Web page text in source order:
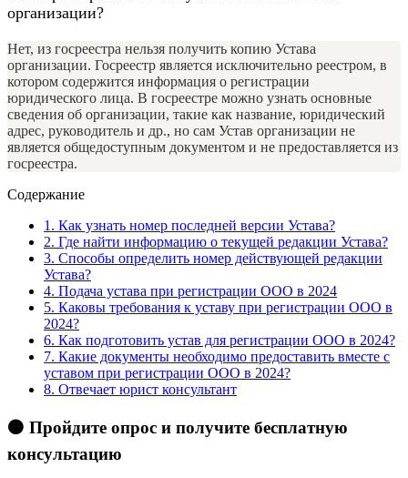
организации?
Нет, из госреестра нельзя получить копию Устава
организации. Госреестр является исключительно реестром, в
котором содержится информация о регистрации
юридического лица. В госреестре можно узнать основные
сведения об организации, такие как название, юридический
адрес, руководитель и др., но сам Устав организации не
является общедоступным документом и не предоставляется из
госреестра.
Содержание
1. Как узнать номер последней версии Устава?
2. Где найти информацию о текущей редакции Устава?
3. Способы определить номер действующей редакции
Устава?
4. Подача устава при регистрации ООО в 2024
5. Каковы требования к уставу при регистрации ООО в
2024?
6. Как подготовить устав для регистрации ООО в 2024?
7. Какие документы необходимо предоставить вместе с
уставом при регистрации ООО в 2024?
8. Отвечает юрист консультант
🟠 Пройдите опрос и получите бесплатную
консультацию